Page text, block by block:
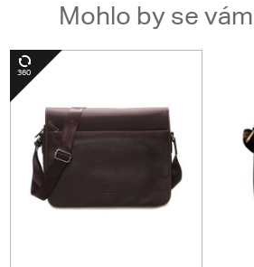
Mohlo by se